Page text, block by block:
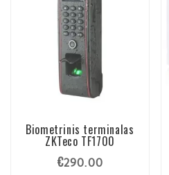
Biometrinis terminalas
ZKTeco TF1700
€290.00